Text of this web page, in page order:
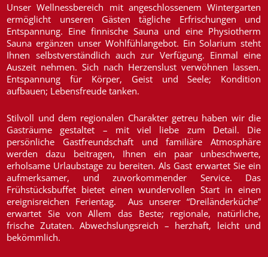
Unser Wellnessbereich mit angeschlossenem Wintergarten
ermöglicht unseren Gästen tägliche Erfrischungen und
Entspannung. Eine finnische Sauna und eine Physiotherm
Sauna ergänzen unser Wohlfühlangebot. Ein Solarium steht
Ihnen selbstverständlich auch zur Verfügung. Einmal eine
Auszeit nehmen. Sich nach Herzenslust verwöhnen lassen.
Entspannung für Körper, Geist und Seele; Kondition
aufbauen; Lebensfreude tanken.
Stilvoll und dem regionalen Charakter getreu haben wir die
Gasträume gestaltet – mit viel liebe zum Detail. Die
persönliche Gastfreundschaft und familiäre Atmosphäre
werden dazu beitragen, Ihnen ein paar unbeschwerte,
erholsame Urlaubstage zu bereiten. Als Gast erwartet Sie ein
aufmerksamer, und zuvorkommender Service. Das
Frühstücksbuffet bietet einen wundervollen Start in einen
ereignisreichen Ferientag. Aus unserer “Dreiländerküche”
erwartet Sie von Allem das Beste; regionale, natürliche,
frische Zutaten. Abwechslungsreich – herzhaft, leicht und
bekömmlich.